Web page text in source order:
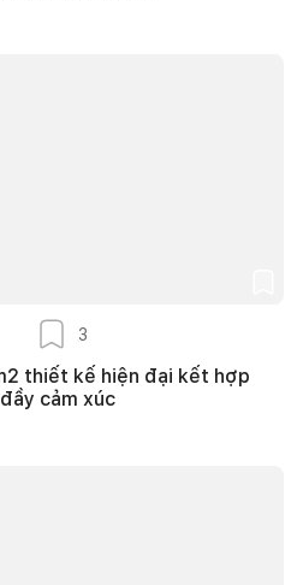
3
thiết kế hiện đại kết hợp
cảm xúc